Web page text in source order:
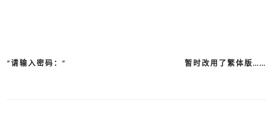
文
暂时改用了繁体版……
“请输入密码：”